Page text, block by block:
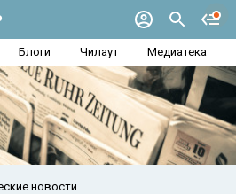
Блоги Чилаут Медиатека
новости